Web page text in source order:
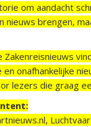
om aandacht
nieuws brengen,
onafhankelijke
lezers die graag